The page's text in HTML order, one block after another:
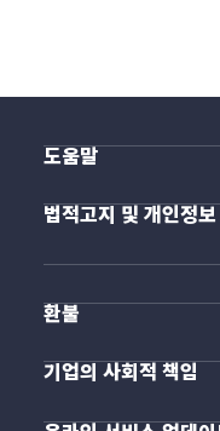
도움말
법적고지 및 개인정
환불
기업의 사회적 책임